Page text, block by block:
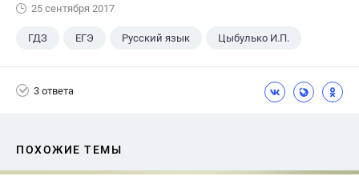
25 сентября 2017
ГДЗ ЕГЭ Русский язык Цыбулько И.П.
3 ответа
ПОХОЖИЕ ТЕМЫ